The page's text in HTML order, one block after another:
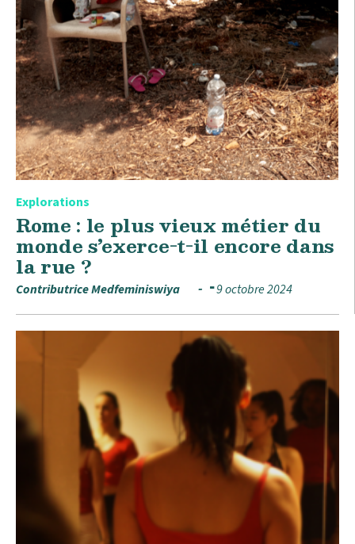
Explorations
Rome : le plus vieux métier du
monde s’exerce-t-il encore dans
la rue ?
Contributrice Medfeminiswiya 9 octobre 2024